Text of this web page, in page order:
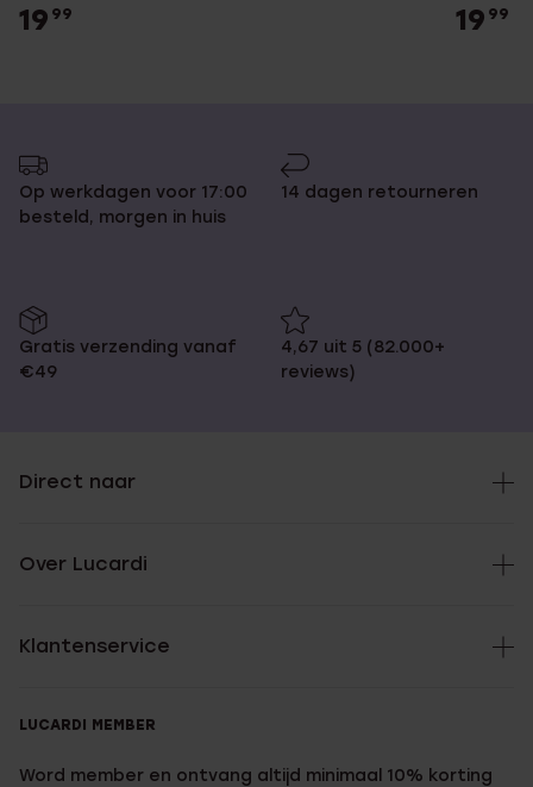
19 99 19 99
Op werkdagen voor 17:00
besteld, morgen in huis
14 dagen retourneren
Gratis verzending vanaf
€49
4,67 uit 5 (82.000+
reviews)
Direct naar
Over Lucardi
Klantenservice
LUCARDI MEMBER
Word member en ontvang altijd minimaal 10% korting